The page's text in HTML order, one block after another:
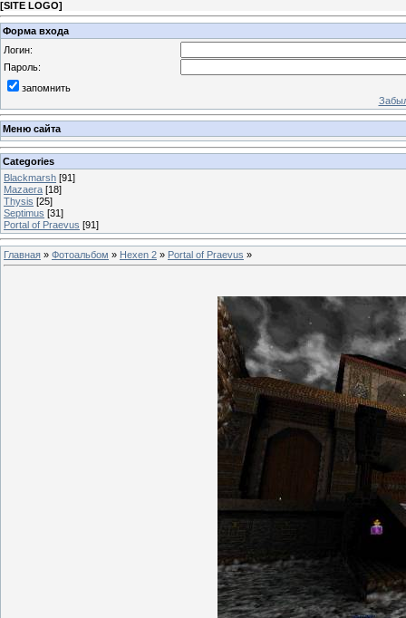
[SITE LOGO]
Форма входа
Логин:
Пароль:
запомнить
Меню сайта
Categories
Blackmarsh [91]
Mazaera [18]
Thysis [25]
Septimus [31]
Portal of Praevus [91]
Главная » Фотоальбом » Hexen 2 » Portal of Praevus »